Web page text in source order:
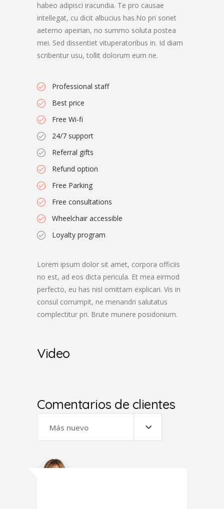
habeo adipisci iracundia. Te pro causae
intellegat, cu dicit albucius has.No pri sonet
aeterno apeirian, no summo soluta postea
mei. Sed dissentiet vituperatoribus in. Id diam
scribentur usu, tollit dolorum eum ne.
Professional staff
Best price
Free Wi-fi
24/7 support
Referral gifts
Refund option
Free Parking
Free consultations
Wheelchair accessible
Loyalty program
Lorem ipsum dolor sit amet, corpora officiis
no est, ad eos dicta pericula. Et mea eirmod
perfecto, eu has nisl omittam explicari. Vis in
consul corrumpit, ne menandri salutatus
complectitur pri. Brute munere posidonium.
Video
Comentarios de clientes
Más nuevo